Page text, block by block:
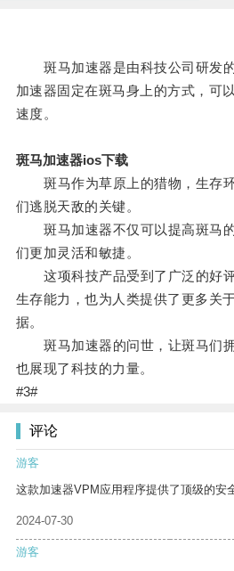
斑马加速器是由科技公司研发
加速器固定在斑马身上的方式，可
速度。
斑马加速器ios下载
斑马作为草原上的猎物，生存环
们逃脱天敌的关键。
斑马加速器不仅可以提高斑马的
们更加灵活和敏捷。
这项科技产品受到了广泛的好评
生存能力，也为人类提供了更多关
据。
斑马加速器的问世，让斑马们拥
也展现了科技的力量。
#3#
评论
游客
这款加速器VPM应用程序提供了顶级的安
2024-07-30
游客